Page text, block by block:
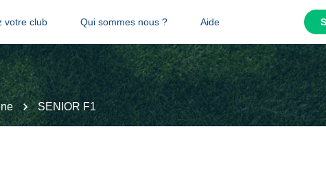
votre club Qui sommes nous ? Aide
SENIOR F1